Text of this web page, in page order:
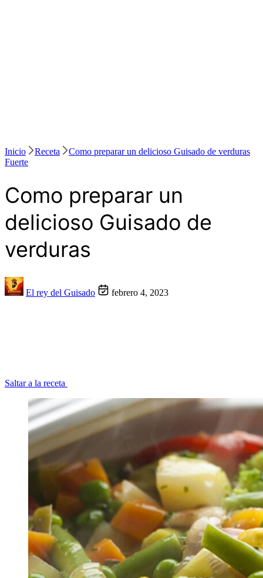
Inicio Receta
Como preparar un delicioso Guisado de verduras
Fuerte
Como preparar un
delicioso Guisado de
verduras
El rey del Guisado febrero 4, 2023
Saltar a la receta